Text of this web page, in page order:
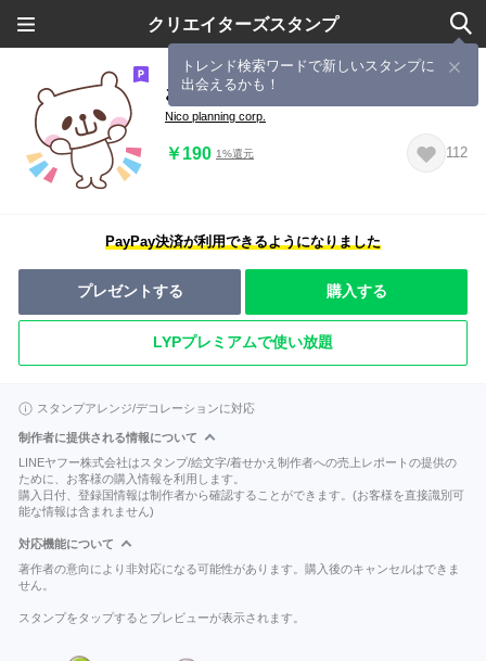
クリエイターズスタンプ
トレンド検索ワードで新しいスタンプに
出会えるかも！
おやまくまのスタンプ
Nico planning corp.
￥190 1%還元 112
PayPay決済が利用できるようになりました
プレゼントする 購入する
LYPプレミアムで使い放題
スタンプアレンジ/デコレーションに対応
制作者に提供される情報について
LINEヤフー株式会社はスタンプ/絵文字/着せかえ制作者への売上レポートの提供の
ために、お客様の購入情報を利用します。
購入日付、登録国情報は制作者から確認することができます。(お客様を直接識別可
能な情報は含まれません)
対応機能について
著作者の意向により非対応になる可能性があります。購入後のキャンセルはできま
せん。
スタンプをタップするとプレビューが表示されます。